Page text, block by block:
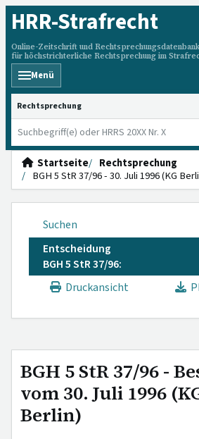
HRR-Strafrecht
Online-Zeitschrift und Rechtsprechungsdatenbank
für höchstrichterliche Rechtsprechung im
Menü
HRRS durchsuchen
Startseite
Rechtsprechung
BGH 5 StR 37/96 - 30. Juli 1996 (KG
Suchen
Entscheidung
BGH 5 StR 37/96:
Druckansicht
BGH 5 StR 37/96 -
vom 30. Juli 1996
Berlin)